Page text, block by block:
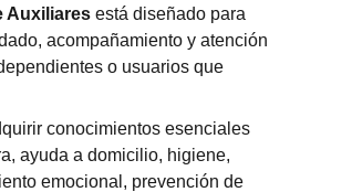
Auxiliares está diseñado para
acompañamiento y atención
o usuarios que
conocimientos esenciales
ayuda a domicilio, higiene,
emocional, prevención de